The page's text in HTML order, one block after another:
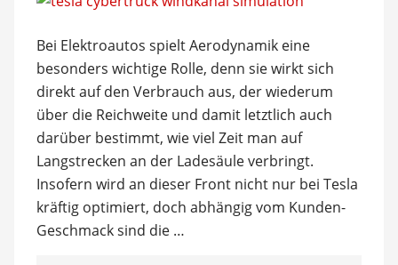
Bei Elektroautos spielt Aerodynamik eine
besonders wichtige Rolle, denn sie wirkt sich
direkt auf den Verbrauch aus, der wiederum
über die Reichweite und damit letztlich auch
darüber bestimmt, wie viel Zeit man auf
Langstrecken an der Ladesäule verbringt.
Insofern wird an dieser Front nicht nur bei Tesla
kräftig optimiert, doch abhängig vom Kunden-
Geschmack sind die …